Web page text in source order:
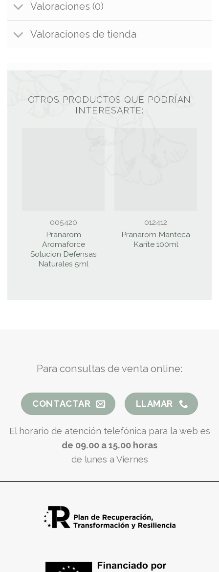
Valoraciones (0)
Valoraciones de tienda
OTROS PRODUCTOS QUE PODRÍAN
INTERESARTE:
005420
Pranarom
Aromaforce
Solucion Defensas
Naturales 5ml
012412
Pranarom Manteca
Karite 100ml
Para consultas de venta online:
CONTACTAR LLAMAR
El horario de atención telefónica para la web es
de 09.00 a 15.00 horas
de lunes a Viernes